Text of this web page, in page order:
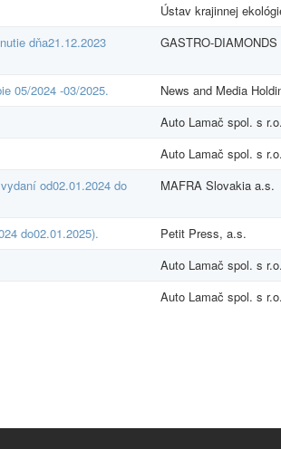
Ústav krajinnej
dňa21.12.2023
GASTRO-
05/2024 -03/2025. News and Media
Auto Lamač spol. s r.o.
Auto Lamač spol. s r.o.
od02.01.2024 do
MAFRA Slovakia a.s.
do02.01.2025). Petit Press, a.s.
Auto Lamač spol. s r.o.
Auto Lamač spol. s r.o.